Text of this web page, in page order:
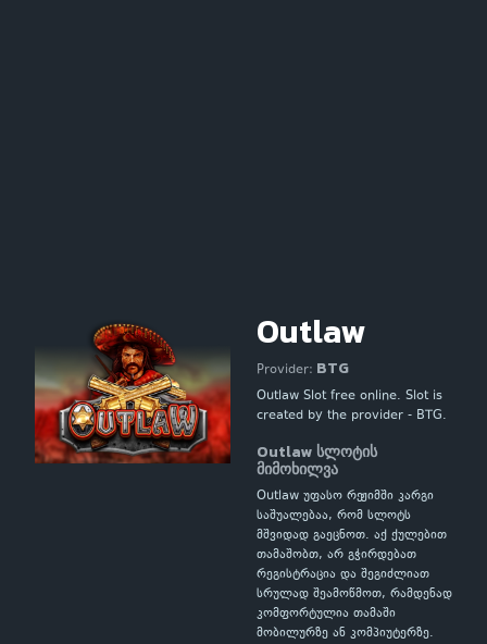
Outlaw
Provider: BTG
Outlaw Slot free online. Slot is
created by the provider - BTG.
Outlaw სლოტის
მიმოხილვა
Outlaw უფასო რეჟიმში კარგი
საშუალებაა, რომ სლოტს
მშვიდად გაეცნოთ. აქ ქულებით
თამაშობთ, არ გჭირდებათ
რეგისტრაცია და შეგიძლიათ
სრულად შეამოწმოთ, რამდენად
კომფორტულია თამაში
მობილურზე ან კომპიუტერზე.